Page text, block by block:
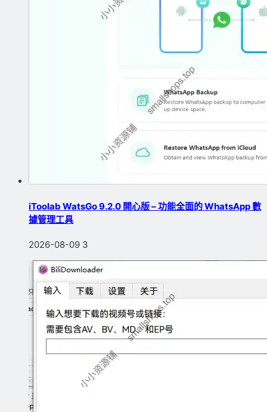
iToolab WatsGo 9.2.0 開心版 – 功能全面的 WhatsApp 數
據管理工具
2026-08-09 3